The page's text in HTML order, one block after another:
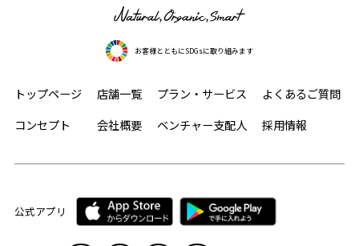
お客様とともにSDGsに取り組みます
トップページ 店舗一覧 プラン・サービス
よくあるご質問
コンセプト
会社概要 ベンチャー支配人 採用情報
公式アプリ